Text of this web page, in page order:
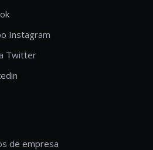
Instagram
Twitter
de empresa